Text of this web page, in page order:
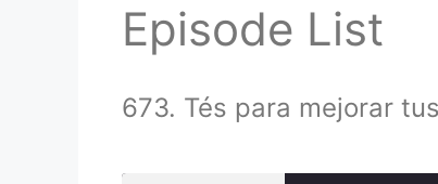
Episode List
673. Tés para mejorar